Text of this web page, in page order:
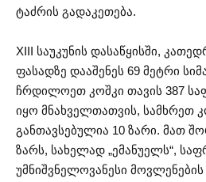
ტაძრის გადაკეთება.
XIII საუკუნის დასაწყისში,
ფასადზე დააშენეს 69 მეტრი
ჩრდილოეთ კოშკი თავის 387
იყო მნახველთათვის, სამხრეთ
განთავსებულია 10 ზარი. მათ
ზარს, სახელად „ემანუელს“,
უმნიშვნელოვანესი